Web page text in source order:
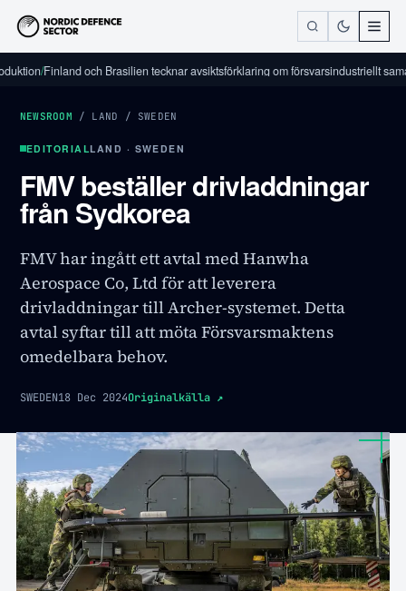
/Finland och Brasilien tecknar avsiktsförklaring om försvarsindustriellt samarbete/
NEWSROOM / LAND / SWEDEN
EDITORIALLAND · SWEDEN
FMV beställer drivladdningar
från Sydkorea
FMV har ingått ett avtal med Hanwha
Aerospace Co, Ltd för att leverera
drivladdningar till Archer-systemet. Detta
avtal syftar till att möta Försvarsmaktens
omedelbara behov.
SWEDEN18 Dec 2024Originalkälla ↗